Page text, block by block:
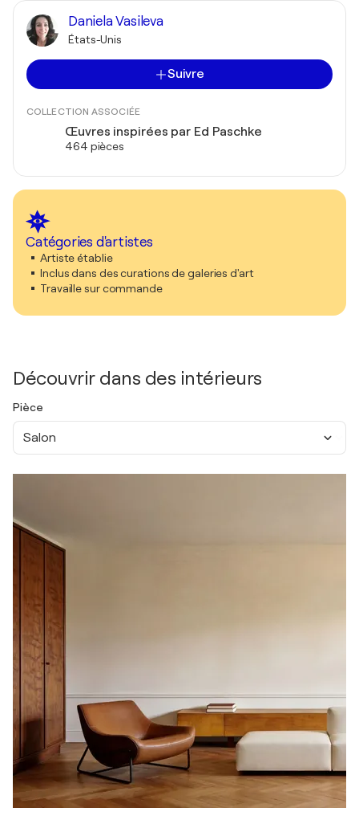
Daniela Vasileva
États-Unis
Suivre
COLLECTION ASSOCIÉE
Œuvres inspirées par Ed Paschke
464 pièces
Catégories d'artistes
Artiste établie
Inclus dans des curations de galeries d'art
Travaille sur commande
Découvrir dans des intérieurs
Pièce
Salon